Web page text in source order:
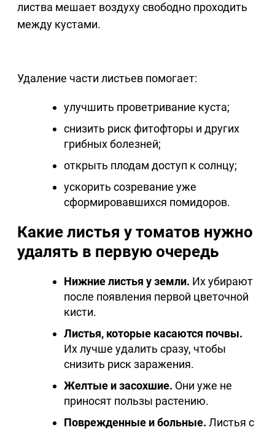
листва мешает воздуху свободно проходить
между кустами.
Удаление части листьев помогает:
улучшить проветривание куста;
снизить риск фитофторы и других
грибных болезней;
открыть плодам доступ к солнцу;
ускорить созревание уже
сформировавшихся помидоров.
Какие листья у томатов нужно
удалять в первую очередь
Нижние листья у земли. Их убирают
после появления первой цветочной
кисти.
Листья, которые касаются почвы.
Их лучше удалить сразу, чтобы
снизить риск заражения.
Желтые и засохшие. Они уже не
приносят пользы растению.
Поврежденные и больные. Листья с